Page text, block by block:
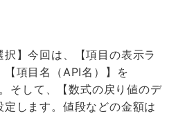
択 】今回は、【項目の表示ラ
項目名（API名）】を
そして、【数式の戻り値のデ
します。値段などの金額は